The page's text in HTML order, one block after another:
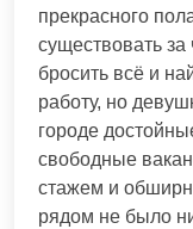
прекрасного
существовать за
бросить всё и
работу, но
городе
свободные
стажем и
рядом не было